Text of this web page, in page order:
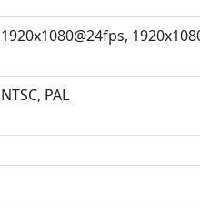
1920x1080@24fps,
NTSC, PAL